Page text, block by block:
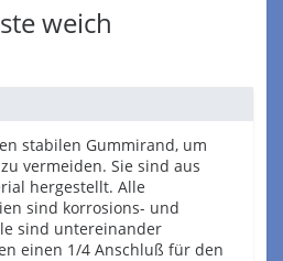
weich
stabilen Gummirand, um
vermeiden. Sie sind aus
hergestellt. Alle
sind korrosions- und
sind untereinander
einen 1/4 Anschluß für den